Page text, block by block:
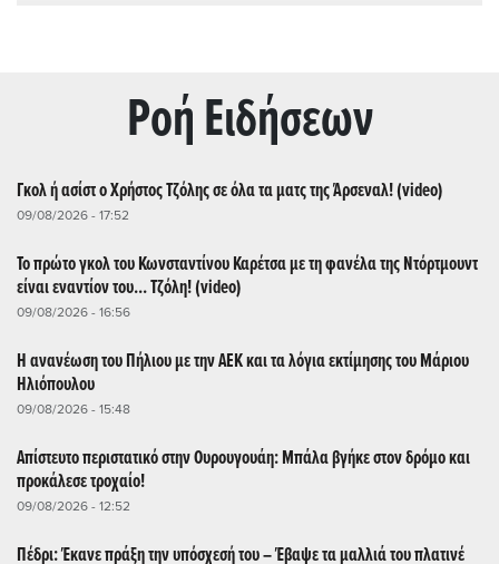
Ρoή Ειδήσεων
Γκολ ή ασίστ ο Χρήστος Τζόλης σε όλα τα ματς της Άρσεναλ! (video)
09/08/2026 - 17:52
Το πρώτο γκολ του Κωνσταντίνου Καρέτσα με τη φανέλα της Ντόρτμουντ
είναι εναντίον του... Τζόλη! (video)
09/08/2026 - 16:56
Η ανανέωση του Πήλιου με την ΑΕΚ και τα λόγια εκτίμησης του Μάριου
Ηλιόπουλου
09/08/2026 - 15:48
Απίστευτο περιστατικό στην Ουρουγουάη: Μπάλα βγήκε στον δρόμο και
προκάλεσε τροχαίο!
09/08/2026 - 12:52
Πέδρι: Έκανε πράξη την υπόσχεσή του – Έβαψε τα μαλλιά του πλατινέ